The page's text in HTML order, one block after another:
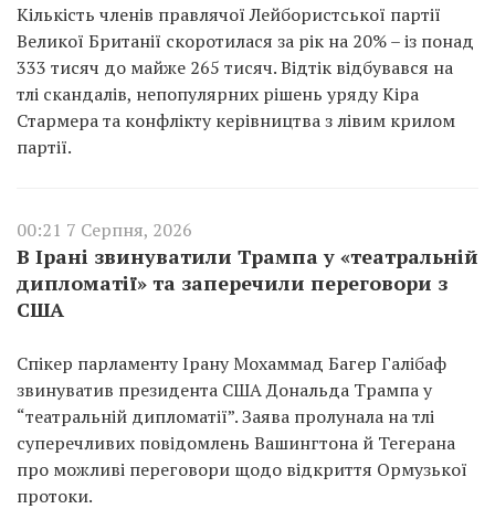
Кількість членів правлячої Лейбористської партії
Великої Британії скоротилася за рік на 20% – із понад
333 тисяч до майже 265 тисяч. Відтік відбувався на
тлі скандалів, непопулярних рішень уряду Кіра
Стармера та конфлікту керівництва з лівим крилом
партії.
00:21 7 Серпня, 2026
В Ірані звинуватили Трампа у «театральній
дипломатії» та заперечили переговори з
США
Спікер парламенту Ірану Мохаммад Багер Галібаф
звинуватив президента США Дональда Трампа у
“театральній дипломатії”. Заява пролунала на тлі
суперечливих повідомлень Вашингтона й Тегерана
про можливі переговори щодо відкриття Ормузької
протоки.